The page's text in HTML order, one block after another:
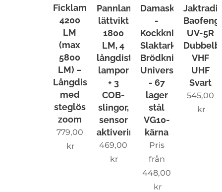
USB-C
ras
kompl
ett –
redo
att
använd
as
2 års
garanti
– 3 års
reklam
Ficklampa
4200
LM
(max
5800
LM) –
Långdistans
med
steglös
zoom
779,00
kr
Pannlampa
lättvikt
1800
LM, 4
långdistans-
lampor
+ 3
COB-
slingor,
sensor
aktiveringsfunktion
469,00
kr
Damaskusknivar
-
Kockkniv,
Slaktarkniv,
Brödkniv,
Universalkniv
- 67
lager
stål
VG10-
kärna
Pris
från
448,00
kr
Baofeng
UV-5R
VHF
UHF
Svart
545,00
kr